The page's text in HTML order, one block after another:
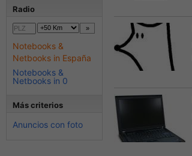
Radio
Notebooks &
Netbooks in España
Notebooks &
Netbooks in 0
Más criterios
Anuncios con foto